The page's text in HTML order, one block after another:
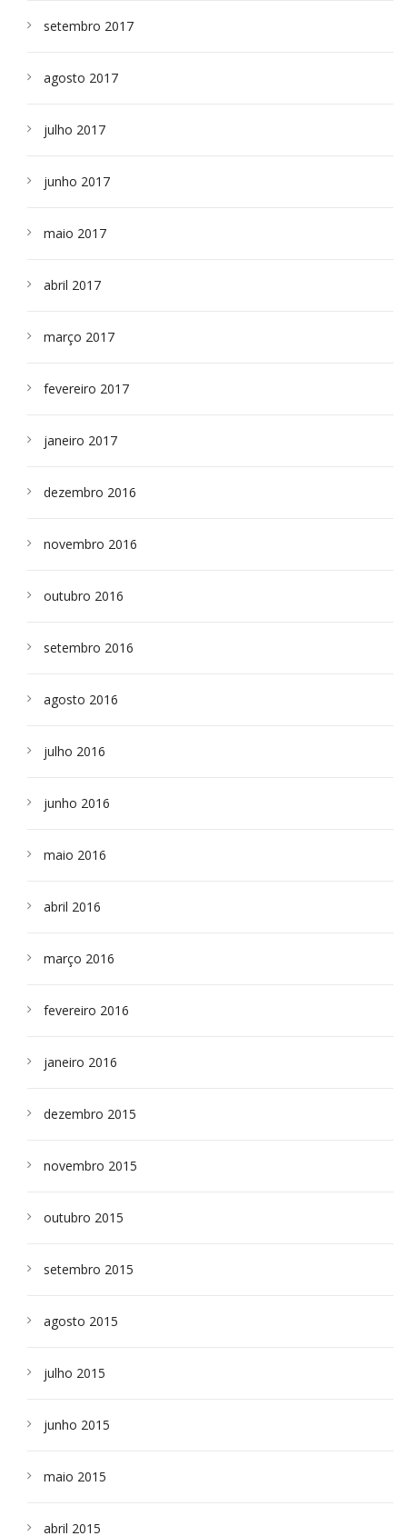
setembro 2017
agosto 2017
julho 2017
junho 2017
maio 2017
abril 2017
março 2017
fevereiro 2017
janeiro 2017
dezembro 2016
novembro 2016
outubro 2016
setembro 2016
agosto 2016
julho 2016
junho 2016
maio 2016
abril 2016
março 2016
fevereiro 2016
janeiro 2016
dezembro 2015
novembro 2015
outubro 2015
setembro 2015
agosto 2015
julho 2015
junho 2015
maio 2015
abril 2015